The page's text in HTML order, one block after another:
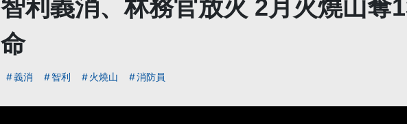
智利義消、林務官放火 2月火燒山奪
命
義消 智利 火燒山 消防員